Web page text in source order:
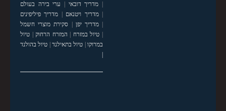
מדריך דובאי
ערי בירה בעולם
|מדריך ויטנאם
מדריך פיליפינים
|מדריך יפן
סקירת מוצרי חשמל
טיול במזרח המזרח הרחוק| טיול
במרוקו| טיול בתאילנד| טיול בהולנד